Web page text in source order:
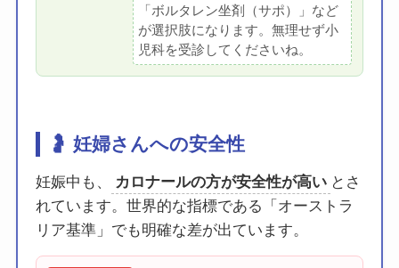
「ボルタレン坐剤（サポ）」など
が選択肢になります。無理せず小
児科を受診してくださいね。
🤰 妊婦さんへの安全性
妊娠中も、 カロナールの方が安全性が高い とさ
れています。世界的な指標である「オーストラ
リア基準」でも明確な差が出ています。